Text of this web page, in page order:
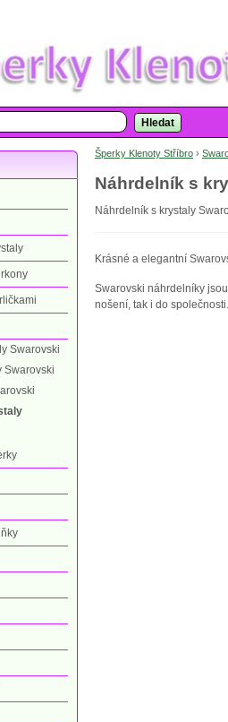
Hledat
Šperky Klenoty Stříbro ›
Náhrdelník s
Náhrdelník s krystaly
Krásné a elegantní
Swarovski náhrdelníky
nošení, tak i do společnosti.
Swarovski
Swarovski